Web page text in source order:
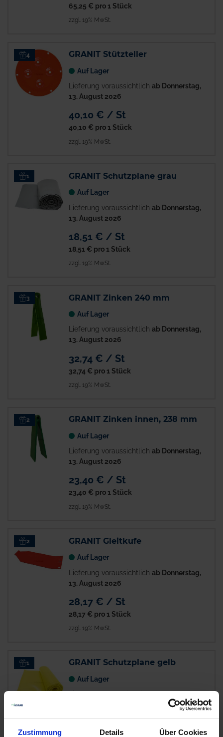
Zustimmung Details Über Cookies
65,25 € pro 1 Stück
zzgl. 19% MwSt.
4 GRANIT Stützteller
Auf Lager
Lieferung voraussichtlich ab Donnerstag,
13. August 2026
40,10 € / St
40,10 € pro 1 Stück
zzgl. 19% MwSt.
1 GRANIT Schutzplane grau
Auf Lager
Lieferung voraussichtlich ab Donnerstag,
13. August 2026
18,51 € / St
18,51 € pro 1 Stück
zzgl. 19% MwSt.
3 GRANIT Zinken 240 mm
Auf Lager
Lieferung voraussichtlich ab Donnerstag,
13. August 2026
32,74 € / St
32,74 € pro 1 Stück
zzgl. 19% MwSt.
2 GRANIT Zinken innen, 238 mm
Auf Lager
Lieferung voraussichtlich ab Donnerstag,
13. August 2026
23,40 € / St
23,40 € pro 1 Stück
zzgl. 19% MwSt.
2 GRANIT Gleitkufe
Auf Lager
Lieferung voraussichtlich ab Donnerstag,
13. August 2026
28,17 € / St
28,17 € pro 1 Stück
zzgl. 19% MwSt.
1 GRANIT Schutzplane gelb
Auf Lager